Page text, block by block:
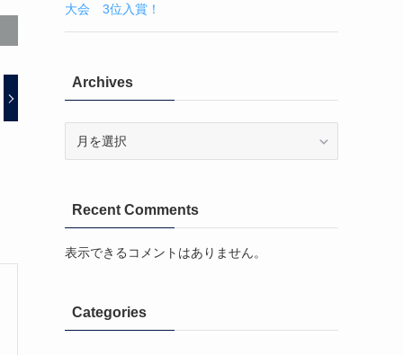
大会 3位入賞！
Archives
Recent Comments
表示できるコメントはありません。
Categories